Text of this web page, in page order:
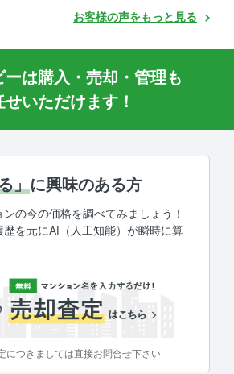
お客様の声をもっと見る
ーは購入・売却・管理も
せいただけます！
」に興味のある方
の今の価格を調べてみましょう！
を元にAI（人工知能）が瞬時に算
につきましては直接お問合せ下さい